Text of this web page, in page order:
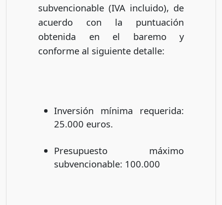
subvencionable (IVA incluido), de
acuerdo con la puntuación
obtenida en el baremo y
conforme al siguiente detalle:
Inversión mínima requerida:
25.000 euros.
Presupuesto máximo
subvencionable: 100.000